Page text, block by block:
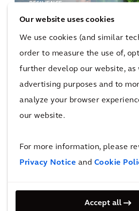
Our website uses cookies
We use cookies (and similar
order to measure the use of,
further develop our website, as
advertising purposes and to
analyze your browser
our website.
For more information, please
Privacy Notice and Cookie
Accept all
RESILIENCE
Bürokratiemonster
RESILIENCE
Industriestandorten